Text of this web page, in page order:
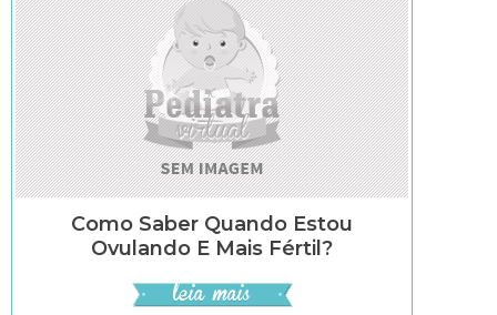
Como Saber Quando Estou
Ovulando E Mais Fértil?